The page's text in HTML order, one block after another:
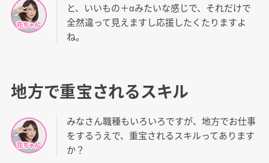
と、いいもの＋αみたいな感じで、それだけで
全然違って見えますし応援したくたりますよ
ね。
地方で重宝されるスキル
みなさん職種もいろいろですが、地方でお仕事
をするうえで、重宝されるスキルってあります
か？